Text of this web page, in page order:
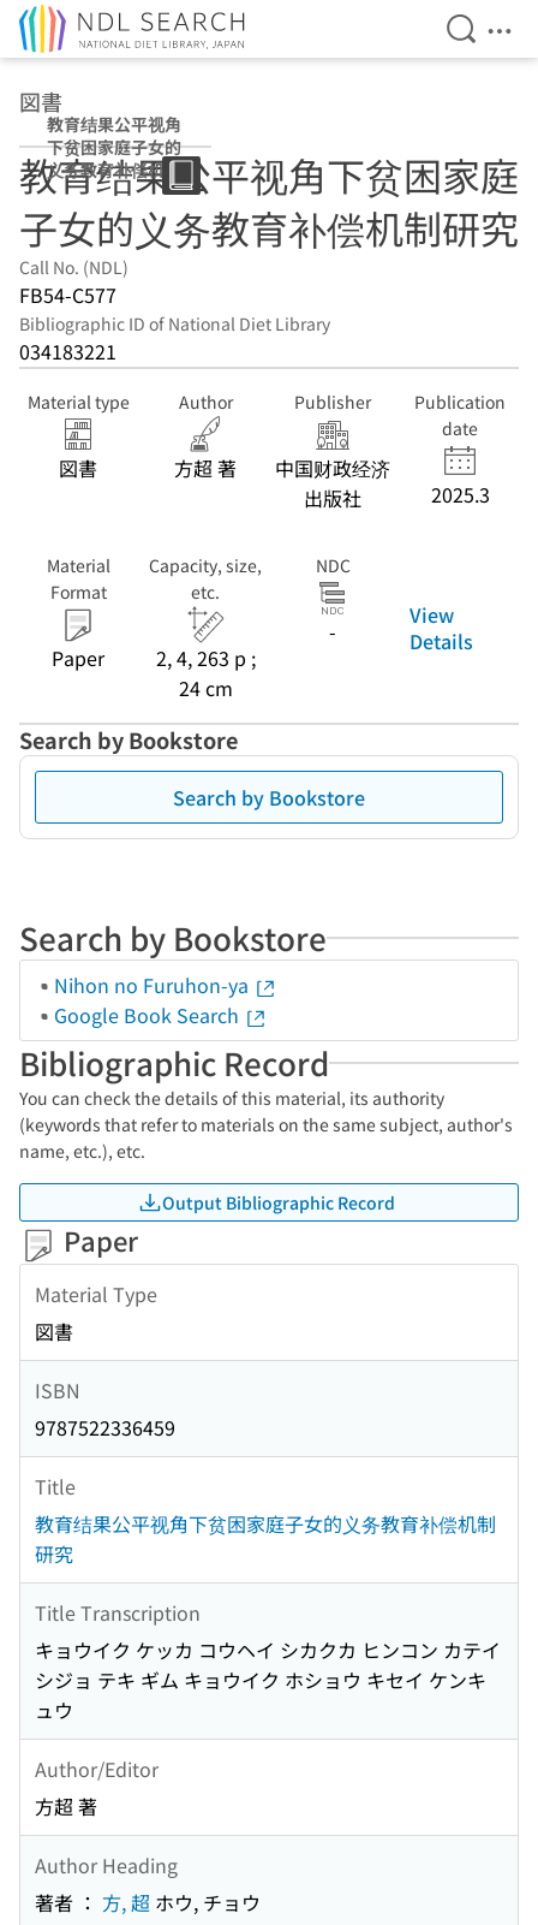
Open
図書
教育结果公平视角
下贫困家庭子女的
义务教育补偿机制
研究
教育结果公平视角下贫困家庭
子女的义务教育补偿机制研究
Call No. (NDL)
FB54-C577
Bibliographic ID of National Diet Library
034183221
Material type
図書
Author
方超 著
Publisher
中国财政经济
出版社
Publication
date
2025.3
Material
Format
Paper
Capacity, size,
etc.
2, 4, 263 p ;
24 cm
NDC
-
View
Details
Search by Bookstore
Search by Bookstore
Search by Bookstore
Nihon no Furuhon-ya
Google Book Search
Bibliographic Record
You can check the details of this material, its authority
(keywords that refer to materials on the same subject, author's
name, etc.), etc.
Output Bibliographic Record
Paper
Material Type
図書
ISBN
9787522336459
Title
教育结果公平视角下贫困家庭子女的义务教育补偿机制
研究
Title Transcription
キョウイク ケッカ コウヘイ シカクカ ヒンコン カテイ
シジョ テキ ギム キョウイク ホショウ キセイ ケンキ
ュウ
Author/Editor
方超 著
Author Heading
著者 ： 方, 超 ホウ, チョウ